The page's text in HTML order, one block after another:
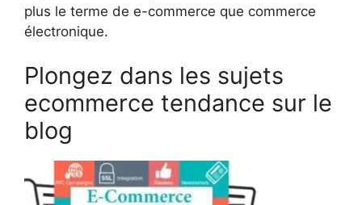
plus le terme de e-commerce que commerce
électronique.
Plongez dans les sujets
ecommerce tendance sur le
blog